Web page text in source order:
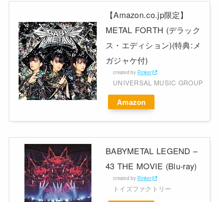
【Amazon.co.jp限定】
METAL FORTH (デラック
ス・エディション)(特典:メ
ガジャケ付)
created by Rinker
UNIVERSAL MUSIC GROUP
Amazon
BABYMETAL LEGEND –
43 THE MOVIE (Blu-ray)
created by Rinker
トイズファクトリー